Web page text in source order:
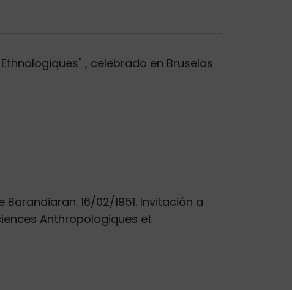
, celebrado en Bruselas
16/02/1951. Invitación a
Anthropologiques et